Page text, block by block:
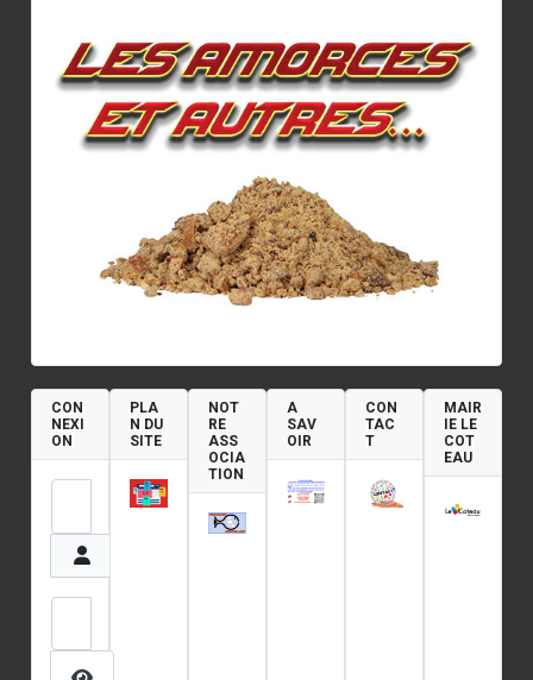
CON
NEXI
ON
Identifiant
Mot de passe
PLA
N DU
SITE
NOT
RE
ASS
OCIA
TION
A
SAV
OIR
CON
TAC
T
MAIR
IE LE
COT
EAU